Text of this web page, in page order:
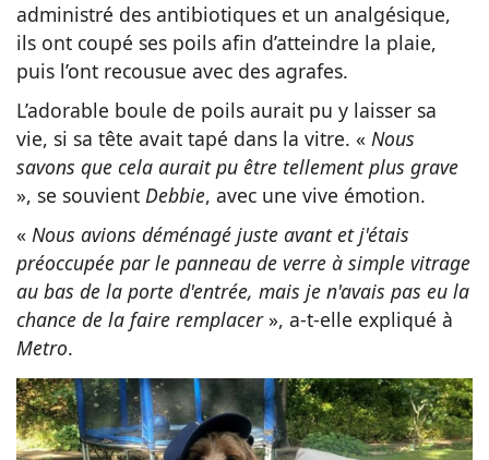
administré des antibiotiques et un analgésique,
ils ont coupé ses poils afin d’atteindre la plaie,
puis l’ont recousue avec des agrafes.
L’adorable boule de poils aurait pu y laisser sa
vie, si sa tête avait tapé dans la vitre. « Nous
savons que cela aurait pu être tellement plus grave
», se souvient Debbie, avec une vive émotion.
« Nous avions déménagé juste avant et j'étais
préoccupée par le panneau de verre à simple vitrage
au bas de la porte d'entrée, mais je n'avais pas eu la
chance de la faire remplacer», a-t-elle expliqué à
Metro.